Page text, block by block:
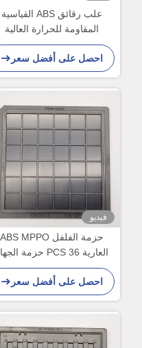
علب رقائق ABS القياسية
المقاومة للحرارة العالية
للمكونات الصغيرة
احصل على أفضل سعر
فيديو
حزمة الفلفل ABS MPPO
العارية 36 PCS حزمة الجهاز
البصري
احصل على أفضل سعر